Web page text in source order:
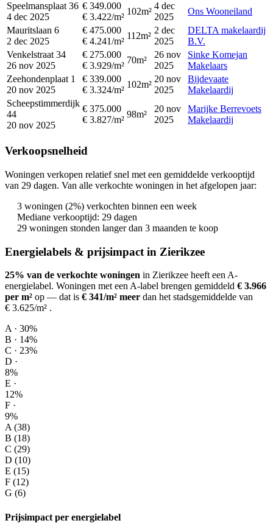
Speelmansplaat 36
4 dec 2025
€ 349.000
€ 3.422/m²
102m²
4 dec
2025
Ons Wooneiland
Mauritslaan 6
2 dec 2025
€ 475.000
€ 4.241/m²
112m²
2 dec
2025
DELTA makelaardij
B.V.
Venkelstraat 34
26 nov 2025
€ 275.000
€ 3.929/m²
70m²
26 nov
2025
Sinke Komejan
Makelaars
Zeehondenplaat 1
20 nov 2025
€ 339.000
€ 3.324/m²
102m²
20 nov
2025
Bijdevaate
Makelaardij
Scheepstimmerdijk
44
20 nov 2025
€ 375.000
€ 3.827/m²
98m²
20 nov
2025
Marijke Berrevoets
Makelaardij
Verkoopsnelheid
Woningen verkopen relatief snel met een gemiddelde verkooptijd
van 29 dagen. Van alle verkochte woningen in het afgelopen jaar:
3 woningen (2%) verkochten binnen een week
Mediane verkooptijd: 29 dagen
29 woningen stonden langer dan 3 maanden te koop
Energielabels & prijsimpact in Zierikzee
25% van de verkochte woningen in Zierikzee heeft een A-
energielabel. Woningen met een A-label brengen gemiddeld € 3.966
per m² op — dat is € 341/m² meer dan het stadsgemiddelde van
€ 3.625/m² .
A · 30%
B · 14%
C · 23%
D ·
8%
E ·
12%
F ·
9%
A (38)
B (18)
C (29)
D (10)
E (15)
F (12)
G (6)
Prijsimpact per energielabel